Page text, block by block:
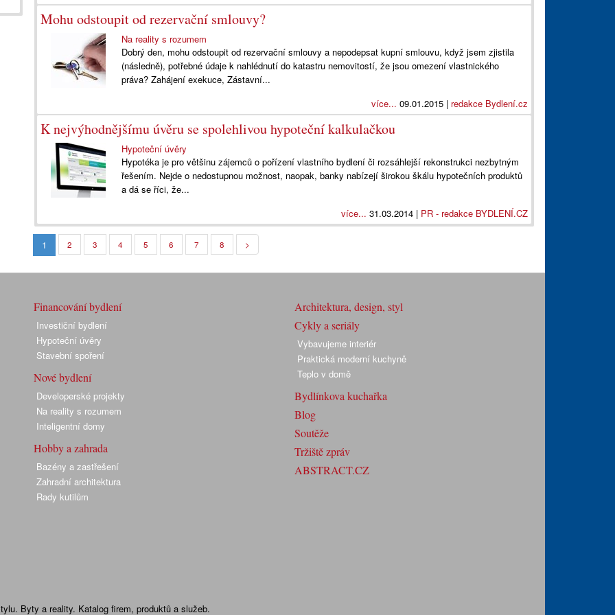
Mohu odstoupit od rezervační smlouvy?
Na reality s rozumem
Dobrý den, mohu odstoupit od rezervační smlouvy a nepodepsat kupní smlouvu, když jsem zjistila
(následně), potřebné údaje k nahlédnutí do katastru nemovitostí, že jsou omezení vlastnického
práva? Zahájení exekuce, Zástavní...
více... 09.01.2015 | redakce Bydlení.cz
K nejvýhodnějšímu úvěru se spolehlivou hypoteční kalkulačkou
Hypoteční úvěry
Hypotéka je pro většinu zájemců o pořízení vlastního bydlení či rozsáhlejší rekonstrukci nezbytným
řešením. Nejde o nedostupnou možnost, naopak, banky nabízejí širokou škálu hypotečních produktů
a dá se říci, že...
více... 31.03.2014 | PR - redakce BYDLENÍ.CZ
1 2 3 4 5 6 7 8 >
Financování bydlení
Investiční bydlení
Hypoteční úvěry
Stavební spoření
Nové bydlení
Developerské projekty
Na reality s rozumem
Inteligentní domy
Hobby a zahrada
Bazény a zastřešení
Zahradní architektura
Rady kutilům
Architektura, design, styl
Cykly a seriály
Vybavujeme interiér
Praktická moderní kuchyně
Teplo v domě
Bydlínkova kuchařka
Blog
Soutěže
Tržiště zpráv
ABSTRACT.CZ
Byty a reality. Katalog firem, produktů a služeb.